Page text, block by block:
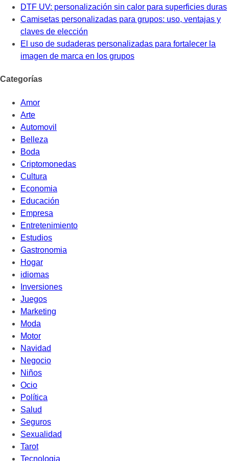
DTF UV: personalización sin calor para superficies duras
Camisetas personalizadas para grupos: uso, ventajas y
claves de elección
El uso de sudaderas personalizadas para fortalecer la
imagen de marca en los grupos
Categorías
Amor
Arte
Automovil
Belleza
Boda
Criptomonedas
Cultura
Economia
Educación
Empresa
Entretenimiento
Estudios
Gastronomia
Hogar
idiomas
Inversiones
Juegos
Marketing
Moda
Motor
Navidad
Negocio
Niños
Ocio
Política
Salud
Seguros
Sexualidad
Tarot
Tecnologia